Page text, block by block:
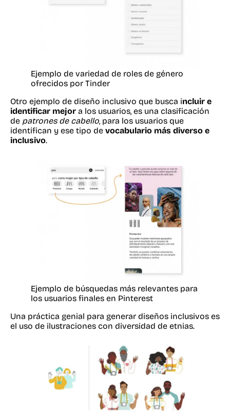
Ejemplo de variedad de roles de género
ofrecidos por Tinder
Otro ejemplo de diseño inclusivo que busca incluir e
identificar mejor a los usuarios, es una clasificación
de patrones de cabello, para los usuarios que
identifican y ese tipo de vocabulario más diverso e
inclusivo.
Ejemplo de búsquedas más relevantes para
los usuarios finales en Pinterest
Una práctica genial para generar diseños inclusivos es
el uso de ilustraciones con diversidad de etnias.